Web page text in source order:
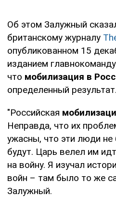
Об этом Залужный
британскому журналу
опубликованном 15
изданием
что мобилизация в
определенный результат.
"Российская
Неправда, что их
ужасны, что эти люди не
будут. Царь велел им
на войну. Я изучал
войн – там было то же
Залужный.